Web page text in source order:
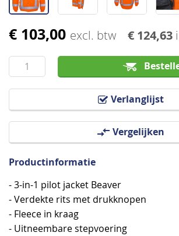
€ 103,00 excl. btw € 124,63
Verlanglijst
Vergelijken
Ga
het
begin
van
Productinformatie
- 3-in-1 pilot jacket Beaver
- Verdekte rits met drukknopen
- Fleece in kraag
- Uitneembare stepvoering